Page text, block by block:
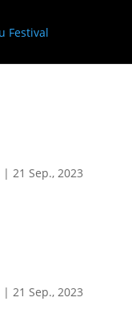
| 21 Sep., 2023
| 21 Sep., 2023